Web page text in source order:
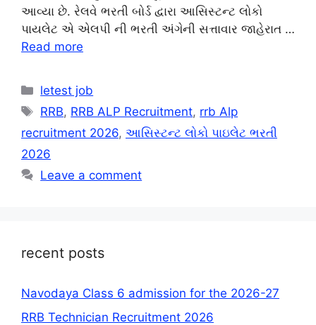
આવ્યા છે. રેલવે ભરતી બોર્ડ દ્વારા આસિસ્ટન્ટ લોકો
પાયલેટ એ એલપી ની ભરતી અંગેની સત્તાવાર જાહેરાત …
Read more
Categories
letest job
Tags
RRB, RRB ALP Recruitment, rrb Alp
recruitment 2026, આસિસ્ટન્ટ લોકો પાઇલેટ ભરતી
2026
Leave a comment
recent posts
Navodaya Class 6 admission for the 2026-27
RRB Technician Recruitment 2026